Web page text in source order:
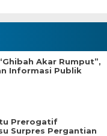
Akar Rumput”,
Informasi Publik
Prerogatif
Surpres Pergantian